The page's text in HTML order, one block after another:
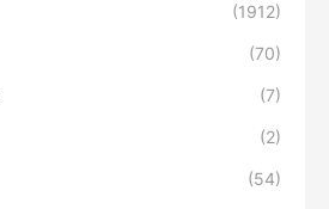
(1912)
(70)
(7)
(2)
(54)